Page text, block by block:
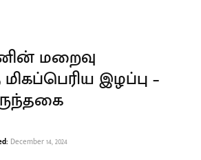
மறைவு
மிகப்பெரிய இழப்பு –
December 14, 2024